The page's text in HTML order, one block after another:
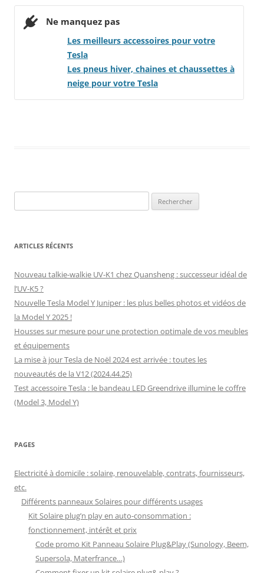
Ne manquez pas
Les meilleurs accessoires pour votre
Tesla
Les pneus hiver, chaines et chaussettes à
neige pour votre Tesla
ARTICLES RÉCENTS
Nouveau talkie-walkie UV-K1 chez Quansheng : successeur idéal de
l’UV-K5 ?
Nouvelle Tesla Model Y Juniper : les plus belles photos et vidéos de
la Model Y 2025 !
Housses sur mesure pour une protection optimale de vos meubles
et équipements
La mise à jour Tesla de Noël 2024 est arrivée : toutes les
nouveautés de la V12 (2024.44.25)
Test accessoire Tesla : le bandeau LED Greendrive illumine le coffre
(Model 3, Model Y)
PAGES
Electricité à domicile : solaire, renouvelable, contrats, fournisseurs,
etc.
Différents panneaux Solaires pour différents usages
Kit Solaire plug’n play en auto-consommation :
fonctionnement, intérêt et prix
Code promo Kit Panneau Solaire Plug&Play (Sunology, Beem,
Supersola, Materfrance…)